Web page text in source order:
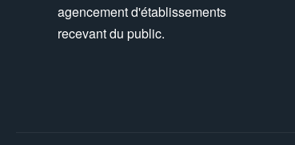
agencement d'établissements
recevant du public.